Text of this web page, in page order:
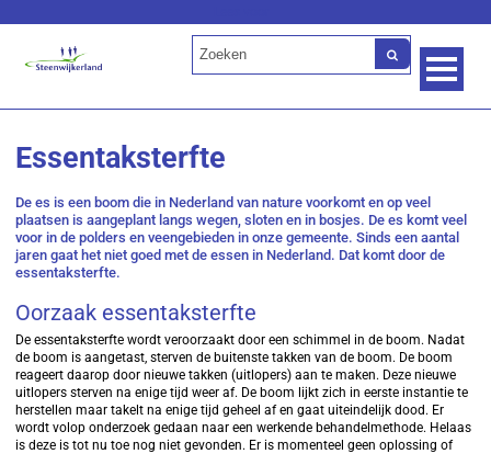
Essentaksterfte
De es is een boom die in Nederland van nature voorkomt en op veel
plaatsen is aangeplant langs wegen, sloten en in bosjes. De es komt veel
voor in de polders en veengebieden in onze gemeente. Sinds een aantal
jaren gaat het niet goed met de essen in Nederland. Dat komt door de
essentaksterfte.
Oorzaak essentaksterfte
De essentaksterfte wordt veroorzaakt door een schimmel in de boom. Nadat
de boom is aangetast, sterven de buitenste takken van de boom. De boom
reageert daarop door nieuwe takken (uitlopers) aan te maken. Deze nieuwe
uitlopers sterven na enige tijd weer af. De boom lijkt zich in eerste instantie te
herstellen maar takelt na enige tijd geheel af en gaat uiteindelijk dood. Er
wordt volop onderzoek gedaan naar een werkende behandelmethode. Helaas
is deze is tot nu toe nog niet gevonden. Er is momenteel geen oplossing of